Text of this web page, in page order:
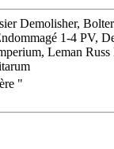
Demolisher,
1-4 PV,
Leman
"